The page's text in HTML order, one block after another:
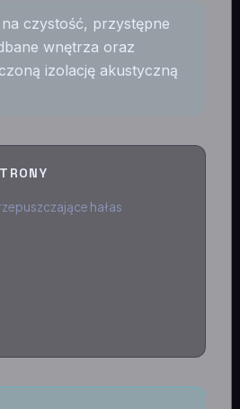
czystość, przystępne
wnętrza oraz
izolację akustyczną
hałas